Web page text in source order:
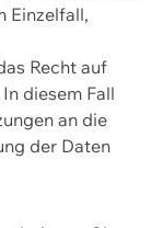
Einzelfall,
Recht auf
diesem Fall
an die
der Daten